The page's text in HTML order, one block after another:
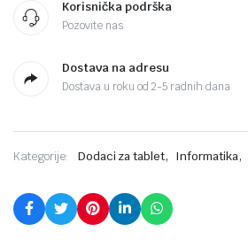
Korisnička podrška
Pozovite nas
Dostava na adresu
Dostava u roku od 2-5 radnih dana
Kategorije: Dodaci za tablet, Informatika,